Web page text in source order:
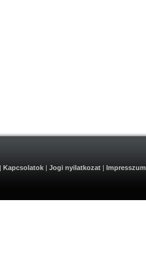
Kapcsolatok Jogi nyilatkozat Impresszum